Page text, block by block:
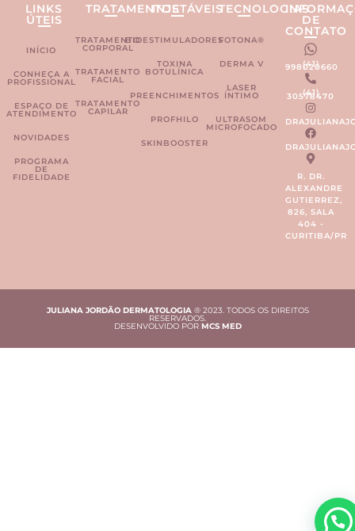
LINKS
ÚTEIS
INÍCIO
CONHEÇA A
PROFISSIONAL
ESPAÇO DE
ATENDIMENTO
NOVIDADES
PROGRAMA
DE
FIDELIDADE
TRATAMENTOS
TRATAMENTO
CORPORAL
TRATAMENTO
FACIAL
TRATAMENTO
CAPILAR
INJETÁVEIS
BIOESTIMULADORES
TOXINA
BOTULÍNICA
PREENCHIMENTOS
PROFHILO
SKINBOOSTER
TECNOLOGIAS
FOTONA®
DERMA V
LASER
ÍNTIMO
ULTRASOM
MICROFOCADO
DE
CONTATO
(41)
998020660
(41)
30578470
R. DR.
ALEXANDRE
GUTIERREZ,
826, SALA
404 -
CURITIBA/PR
JULIANA JORDÃO DERMATOLOGIA® 2023. TODOS OS DIREITOS
RESERVADOS.
DESENVOLVIDO POR MCS MED